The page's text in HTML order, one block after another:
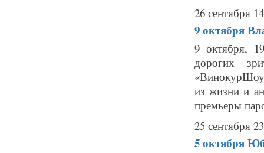
26 сентября
9 октября
9 октября,
дорогих
из жизни и
премьеры
25 сентября
5 октября